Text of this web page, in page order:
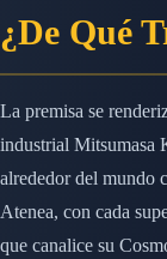
¿De Qué
La premisa se
industrial Mitsumasa
alrededor del mundo
Atenea, con cada
que canalice su